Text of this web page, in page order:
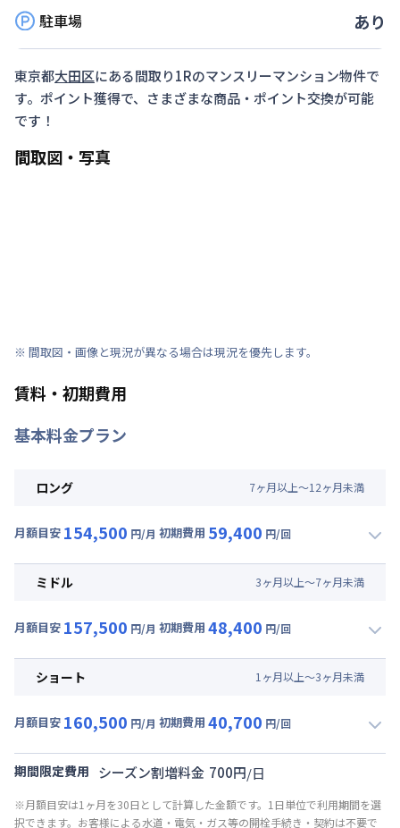
駐車場 あり
東京都大田区にある間取り1Rのマンスリーマンション物件で
す。ポイント獲得で、さまざまな商品・ポイント交換が可能
です！
間取図・写真
※ 間取図・画像と現況が異なる場合は現況を優先します。
賃料・初期費用
基本料金プラン
ロング 7ヶ月以上～12ヶ月未満
月額目安 154,500 円/月 初期費用 59,400 円/回
月額賃料目安(30日利用)
光熱費他 : 27,000円/月 (900円/日) (税抜)
その他費用 :
初期費用
リネン代 : 9,000円/回 (税抜)
ミドル 3ヶ月以上～7ヶ月未満
月額目安 157,500 円/月 初期費用 48,400 円/回
月額賃料目安(30日利用)
光熱費他 : 27,000円/月 (900円/日) (税抜)
その他費用 :
初期費用
ショート 1 ヶ月以上～3ヶ月未満
月額目安 160,500 円/月 初期費用 40,700 円/回
月額賃料目安(30日利用)
光熱費他 : 27,000円/月 (900円/日) (税抜)
期間限定費用 シーズン割増料金 700円/日
※月額目安は1ヶ月を30日として計算した金額です。1日単位で利用期間を選
択できます。お客様による水道・電気・ガス等の開栓手続き・契約は不要で